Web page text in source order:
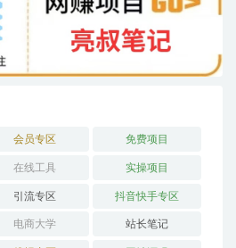
会员专区 免费项目
在线工具 实操项目
引流专区 抖音快手专区
电商大学 站长笔记